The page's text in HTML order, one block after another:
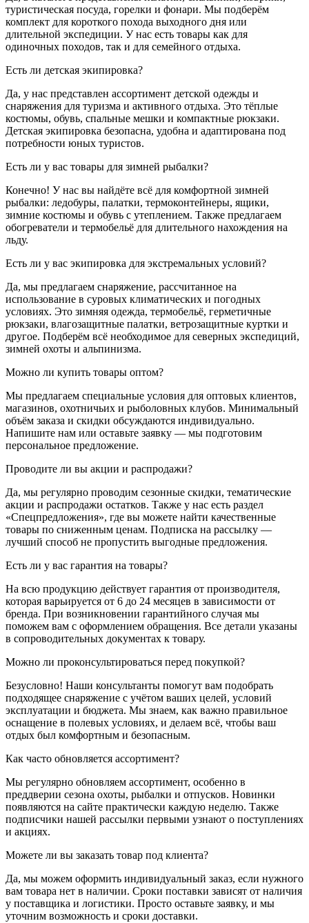
туристическая посуда, горелки и фонари. Мы подберём
комплект для короткого похода выходного дня или
длительной экспедиции. У нас есть товары как для
одиночных походов, так и для семейного отдыха.
Есть ли детская экипировка?
Да, у нас представлен ассортимент детской одежды и
снаряжения для туризма и активного отдыха. Это тёплые
костюмы, обувь, спальные мешки и компактные рюкзаки.
Детская экипировка безопасна, удобна и адаптирована под
потребности юных туристов.
Есть ли у вас товары для зимней рыбалки?
Конечно! У нас вы найдёте всё для комфортной зимней
рыбалки: ледобуры, палатки, термоконтейнеры, ящики,
зимние костюмы и обувь с утеплением. Также предлагаем
обогреватели и термобельё для длительного нахождения на
льду.
Есть ли у вас экипировка для экстремальных условий?
Да, мы предлагаем снаряжение, рассчитанное на
использование в суровых климатических и погодных
условиях. Это зимняя одежда, термобельё, герметичные
рюкзаки, влагозащитные палатки, ветрозащитные куртки и
другое. Подберём всё необходимое для северных экспедиций,
зимней охоты и альпинизма.
Можно ли купить товары оптом?
Мы предлагаем специальные условия для оптовых клиентов,
магазинов, охотничьих и рыболовных клубов. Минимальный
объём заказа и скидки обсуждаются индивидуально.
Напишите нам или оставьте заявку — мы подготовим
персональное предложение.
Проводите ли вы акции и распродажи?
Да, мы регулярно проводим сезонные скидки, тематические
акции и распродажи остатков. Также у нас есть раздел
«Спецпредложения», где вы можете найти качественные
товары по сниженным ценам. Подписка на рассылку —
лучший способ не пропустить выгодные предложения.
Есть ли у вас гарантия на товары?
На всю продукцию действует гарантия от производителя,
которая варьируется от 6 до 24 месяцев в зависимости от
бренда. При возникновении гарантийного случая мы
поможем вам с оформлением обращения. Все детали указаны
в сопроводительных документах к товару.
Можно ли проконсультироваться перед покупкой?
Безусловно! Наши консультанты помогут вам подобрать
подходящее снаряжение с учётом ваших целей, условий
эксплуатации и бюджета. Мы знаем, как важно правильное
оснащение в полевых условиях, и делаем всё, чтобы ваш
отдых был комфортным и безопасным.
Как часто обновляется ассортимент?
Мы регулярно обновляем ассортимент, особенно в
преддверии сезона охоты, рыбалки и отпусков. Новинки
появляются на сайте практически каждую неделю. Также
подписчики нашей рассылки первыми узнают о поступлениях
и акциях.
Можете ли вы заказать товар под клиента?
Да, мы можем оформить индивидуальный заказ, если нужного
вам товара нет в наличии. Сроки поставки зависят от наличия
у поставщика и логистики. Просто оставьте заявку, и мы
уточним возможность и сроки доставки.